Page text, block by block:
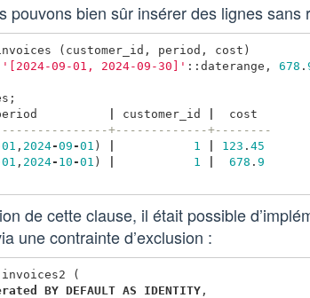
pouvons bien sûr insérer des lignes sans
( customer_id , period , cost )
'[2024-09-01, 2024-09-30]' ::daterange , 678 .
;
customer_id
cost
+-------------+--------
01 , 2024-09 -01 ) 1 123 .45
01 , 2024- 10 -01 ) 1 678 .9
de cette clause, il était possible
une contrainte d’exclusion :
invoices2
(
BY DEFAULT AS IDENTITY ,